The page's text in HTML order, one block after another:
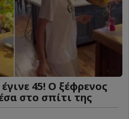
45! Ο ξέφρενος
στο σπίτι της